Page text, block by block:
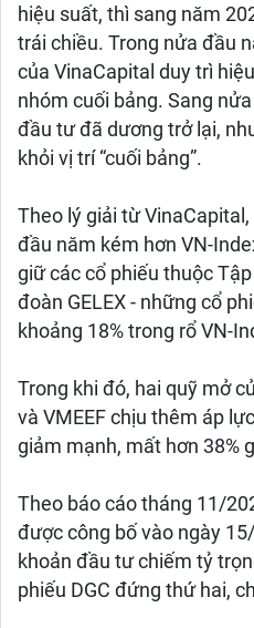
hiệu suất, thì sang năm
trái chiều. Trong nửa đầu
của VinaCapital duy trì
nhóm cuối bảng. Sang
đầu tư đã dương trở lại,
khỏi vị trí “cuối bảng”.
Theo lý giải từ
đầu năm kém hơn VN-
giữ các cổ phiếu thuộc
đoàn GELEX - những cổ
khoảng 18% trong rổ VN-
Trong khi đó, hai quỹ mở
và VMEEF chịu thêm áp
giảm mạnh, mất hơn 38%
Theo báo cáo tháng 11/
được công bố vào ngày
khoản đầu tư chiếm tỷ
phiếu DGC đứng thứ hai,